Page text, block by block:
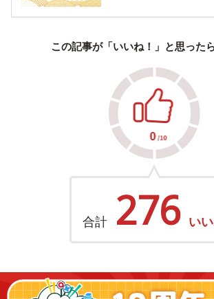
この記事が「いいね！」と思った
合計 276 い